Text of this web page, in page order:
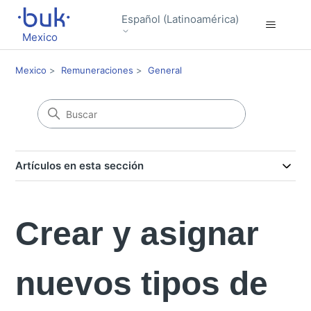
Mexico
Español (Latinoamérica)
Mexico Remuneraciones General
Artículos en esta sección
Crear y asignar
nuevos tipos de